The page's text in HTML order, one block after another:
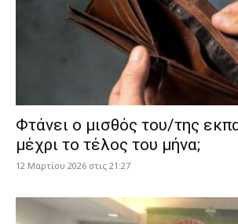
Φτάνει ο μισθός του/της
μέχρι το τέλος του μήνα;
12 Μαρτίου 2026 στις 21:27